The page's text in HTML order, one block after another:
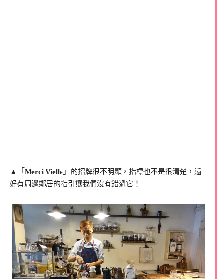
▲ 「Merci Vielle 」
的招牌很不明顯，指標也不是很清楚，還
好有周邊鄰居的指引讓我們沒有錯過它！